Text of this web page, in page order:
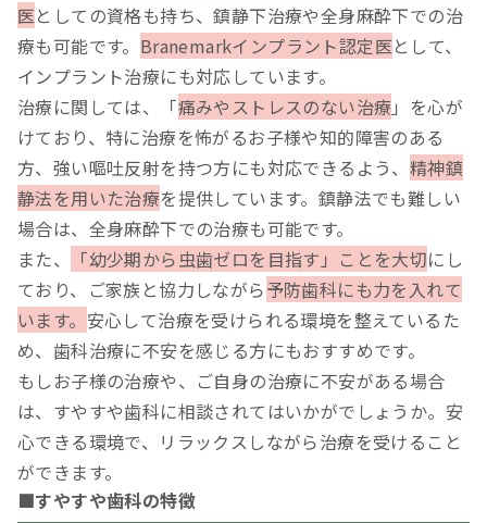
医としての資格も持ち、鎮静下治療や全身麻酔下での治
療も可能です。 Branemarkインプラント認定医として、
インプラント治療にも対応しています。
治療に関しては、「痛みやストレスのない治療 」を心が
けており、特に治療を怖がるお子様や知的障害のある
方、強い嘔吐反射を持つ方にも対応できるよう、 精神鎮
静法を用いた治療を提供しています。鎮静法でも難しい
場合は、全身麻酔下での治療も可能です。
また、
「幼少期から虫歯ゼロを目指す」ことを大切にし
ており、ご家族と協力しながら予防歯科にも力を入れて
います。 安心して治療を受けられる環境を整えているた
め、歯科治療に不安を感じる方にもおすすめです。
もしお子様の治療や、ご自身の治療に不安がある場合
は、すやすや歯科に相談されてはいかがでしょうか。安
心できる環境で、リラックスしながら治療を受けること
ができます。
■すやすや歯科の特徴